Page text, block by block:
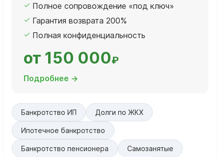
Полное сопровождение «под ключ»
Гарантия возврата 200%
Полная конфиденциальность
от 150 000₽
Подробнее →
Банкротство ИП Долги по ЖКХ
Ипотечное банкротство
Банкротство пенсионера Самозанятые